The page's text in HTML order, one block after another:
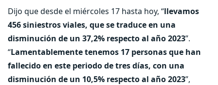
Dijo que desde el miércoles 17 hasta hoy, “llevamos
456 siniestros viales, que se traduce en una
disminución de un 37,2% respecto al año 2023”.
“Lamentablemente tenemos 17 personas que han
fallecido en este periodo de tres días, con una
disminución de un 10,5% respecto al año 2023”,